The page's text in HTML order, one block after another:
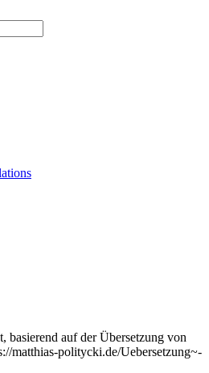
basierend auf der Übersetzung von
matthias-politycki.de/Uebersetzung~-